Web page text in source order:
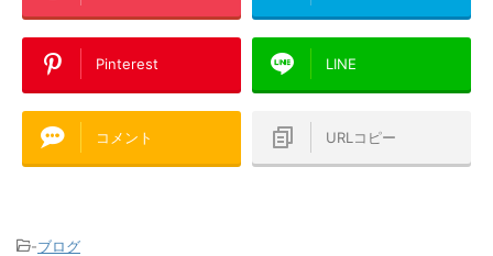
Pinterest LINE
コメント URLコピー
-ブログ